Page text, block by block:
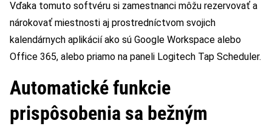
Vďaka tomuto softvéru si zamestnanci môžu rezervovať a
nárokovať miestnosti aj prostredníctvom svojich
kalendárnych aplikácií ako sú Google Workspace alebo
Office 365, alebo priamo na paneli Logitech Tap Scheduler.
Automatické funkcie
prispôsobenia sa bežným